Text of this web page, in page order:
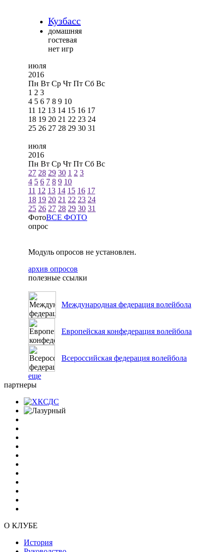
Кузбасс
домашняя
гостевая
нет игр
июля
2016
Пн Вт Ср Чт Пт Сб Вс
1 2 3
4 5 6 7 8 9 10
11 12 13 14 15 16 17
18 19 20 21 22 23 24
25 26 27 28 29 30 31
июля
2016
Пн Вт Ср Чт Пт Сб Вс
27 28 29 30 1 2 3
4 5 6 7 8 9 10
11 12 13 14 15 16 17
18 19 20 21 22 23 24
25 26 27 28 29 30 31
ФотоВСЕ ФОТО
опрос
Модуль опросов не установлен.
архив опросов
полезные ссылки
Международная федерация волейбола
Европейская конфедерация волейбола
Всероссийская федерация волейбола
еще
партнеры
О КЛУБЕ
История